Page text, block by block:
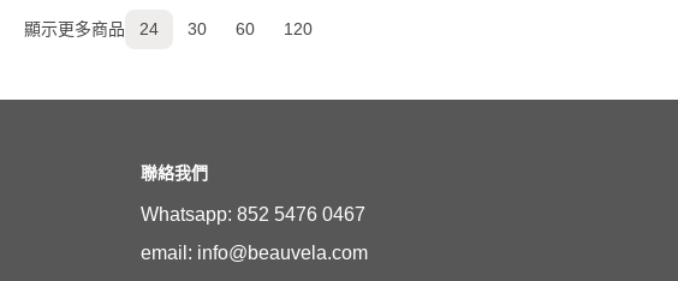
顯示更多商品 24 30 60 120
聯絡我們
Whatsapp: 852 5476 0467
email: info@beauvela.com